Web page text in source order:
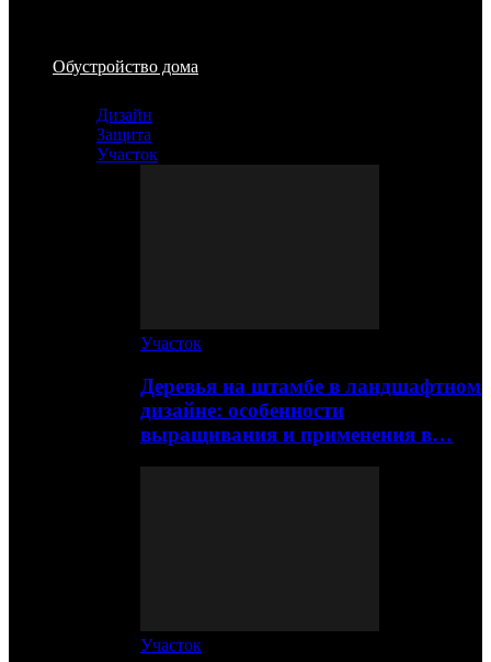
Обустройство дома
Дизайн
Защита
Участок
Участок
Деревья на штамбе в ландшафтном
дизайне: особенности
выращивания и применения в…
Участок